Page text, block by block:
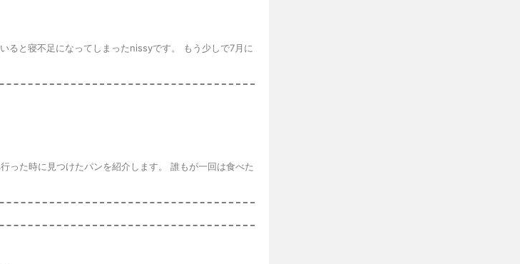
ると寝不足になってしまったnissyです。 もう少しで7月に
った時に見つけたパンを紹介します。 誰もが一回は食べた